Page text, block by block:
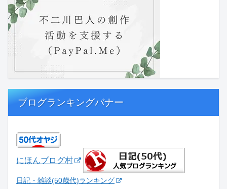
ブログランキングバナー
にほんブログ村
日記・雑談(50歳代)ランキング